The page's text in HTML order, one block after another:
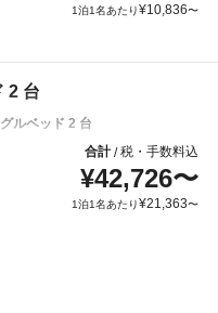
1泊1名あたり¥10,836〜
2 台
ルベッド 2 台
合計/税・手数料込
¥42,726〜
1泊1名あたり¥21,363〜